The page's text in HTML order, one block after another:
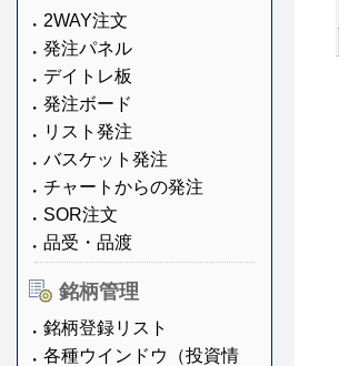
2WAY注文
発注パネル
デイトレ板
発注ボード
リスト発注
バスケット発注
チャートからの発注
SOR注文
品受・品渡
銘柄管理
銘柄登録リスト
各種ウインドウ（投資情